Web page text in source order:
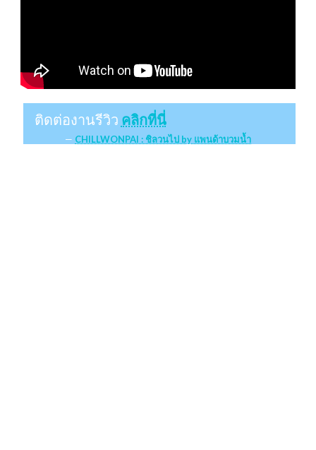
ติดต่องานรีวิว คลิกที่นี่
CHILLWONPAI : ชิลวนไป by แพนด้าบวมน้ำ